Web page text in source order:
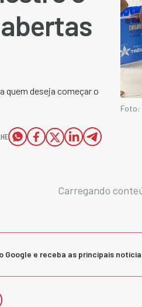
quem deseja começar o
Foto:
Carregando
Google e receba as principais